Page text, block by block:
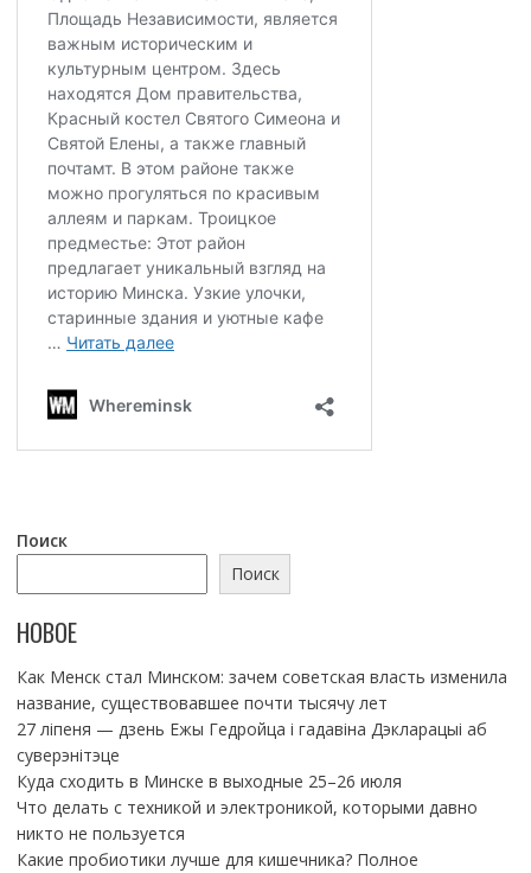
Поиск
Поиск
НОВОЕ
Как Менск стал Минском: зачем советская власть изменила
название, существовавшее почти тысячу лет
27 ліпеня — дзень Ежы Гедройца і гадавіна Дэкларацыі аб
суверэнітэце
Куда сходить в Минске в выходные 25–26 июля
Что делать с техникой и электроникой, которыми давно
никто не пользуется
Какие пробиотики лучше для кишечника? Полное